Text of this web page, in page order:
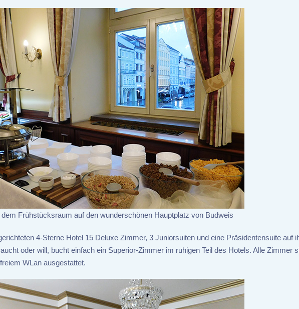
Frühstücksraum auf den wunderschönen Hauptplatz von Budweis
4-Sterne Hotel 15 Deluxe Zimmer, 3 Juniorsuiten und eine Präsidentensuite auf
oder will, bucht einfach ein Superior-Zimmer im ruhigen Teil des Hotels. Alle Zimmer
WLan ausgestattet.